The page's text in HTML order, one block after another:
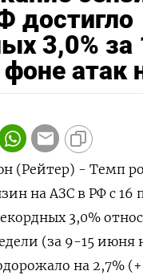
достигло
3,0% за
атак
(Рейтер) - Темп
на АЗС в РФ с 16
3,0%
(за 9-15 июня
на 2,7%